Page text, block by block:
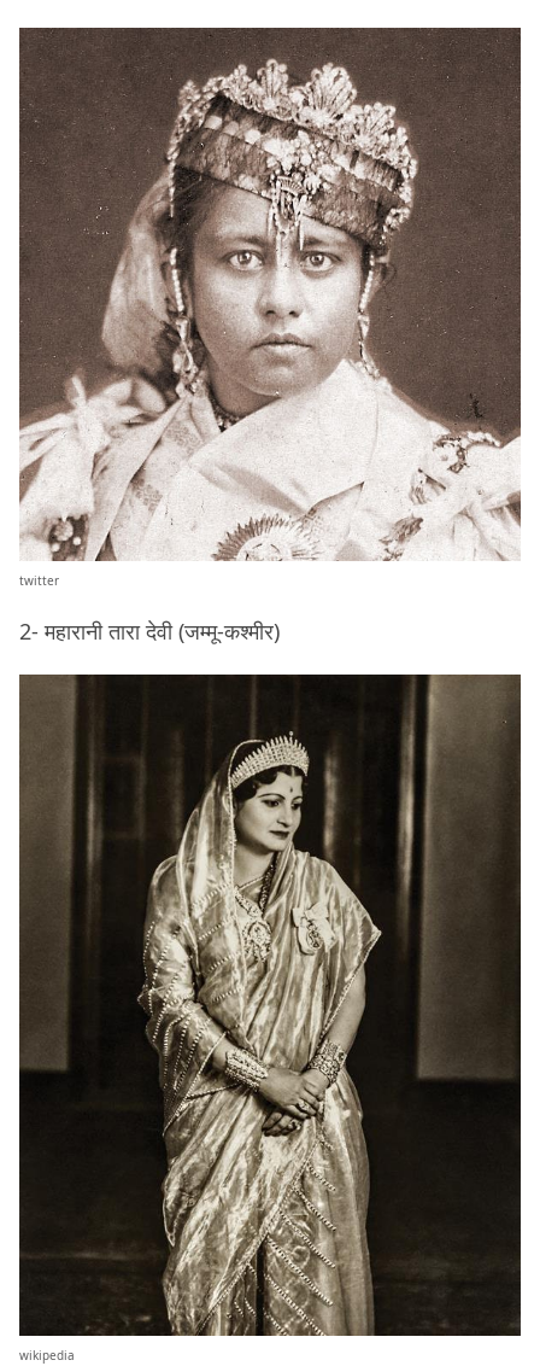
twitter
2- महारानी तारा देवी (जम्मू-कश्मीर)
wikipedia